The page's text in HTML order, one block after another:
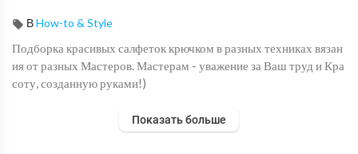
ВHow-to & Style
Подборка красивых салфеток крючком в разных техниках вязан
ия от разных Мастеров. Мастерам - уважение за Ваш труд и Кра
соту, созданную руками!)
Показать больше